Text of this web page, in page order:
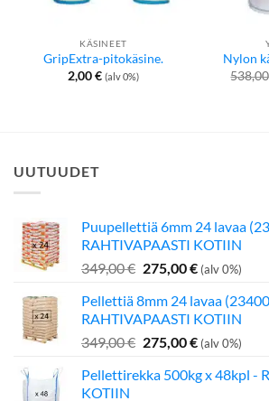
KÄSINEET
GripExtra-pitokäsine.
2,00€ (alv 0%)
Nylon
UUTUUDET
Puupellettiä 6mm 24 lavaa
RAHTIVAPAASTI KOTIIN
349,00€ Alkuperäinen
oli:
349,00 €.
275,00€Nykyinen
on:
275,00 €.
(alv 0%)
Pellettiä 8mm 24 lavaa
RAHTIVAPAASTI KOTIIN
349,00€ Alkuperäinen
oli:
275,00€Nykyinen
on:
(alv 0%)
Pellettirekka 500kg x 48kpl -
KOTIIN